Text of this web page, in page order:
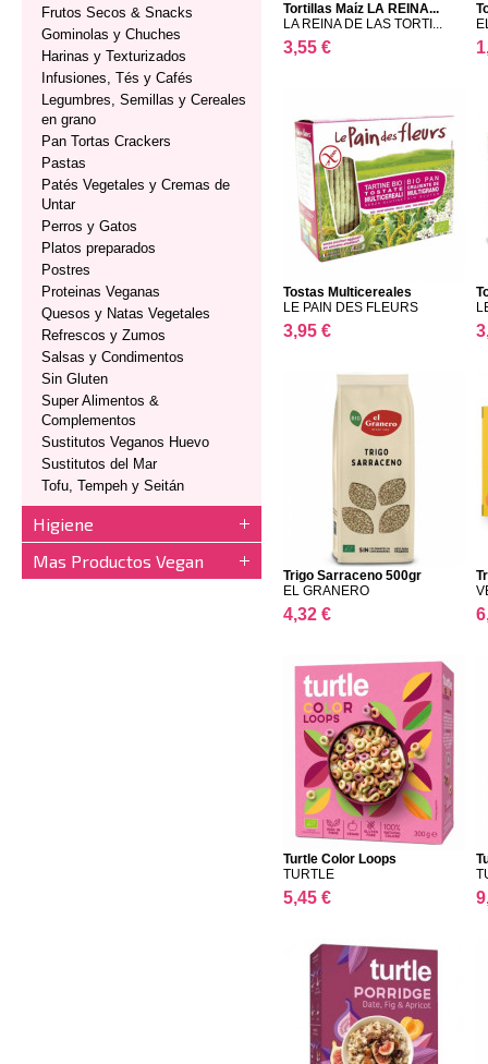
Frutos Secos & Snacks
Gominolas y Chuches
Harinas y Texturizados
Infusiones, Tés y Cafés
Legumbres, Semillas y Cereales
en grano
Pan Tortas Crackers
Pastas
Patés Vegetales y Cremas de
Untar
Perros y Gatos
Platos preparados
Postres
Proteinas Veganas
Quesos y Natas Vegetales
Refrescos y Zumos
Salsas y Condimentos
Sin Gluten
Super Alimentos &
Complementos
Sustitutos Veganos Huevo
Sustitutos del Mar
Tofu, Tempeh y Seitán
Higiene
Mas Productos Vegan
Tortillas Maíz LA REINA...
LA REINA DE LAS TORTI...
3,55 €
Tostas Multicereales
LE PAIN DES FLEURS
3,95 €
Trigo Sarraceno 500gr
EL GRANERO
4,32 €
Turtle Color Loops
TURTLE
5,45 €